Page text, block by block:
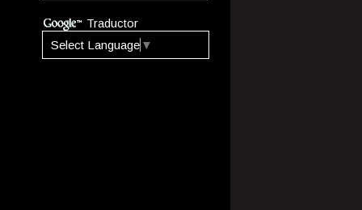
Traductor
Select Language ▼